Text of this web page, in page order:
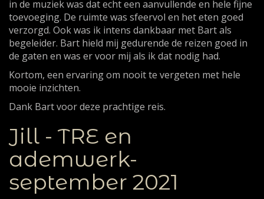
in de muziek was dat echt een aanvullende en hele fijne
toevoeging. De ruimte was sfeervol en het eten goed
verzorgd. Ook was ik intens dankbaar met Bart als
begeleider. Bart hield mij gedurende de reizen goed in
de gaten en was er voor mij als ik dat nodig had.
Kortom, een ervaring om nooit te vergeten met hele
mooie inzichten.
Dank Bart voor deze prachtige reis.
Jill - TRE en
ademwerk-
september 2021